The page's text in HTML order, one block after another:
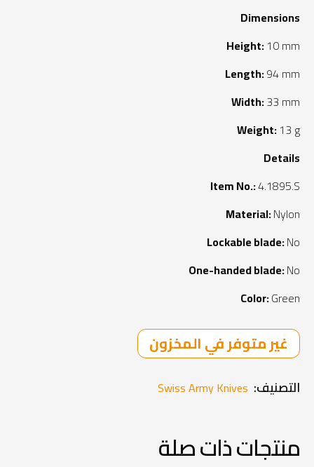
Dimensions
Height:10 mm
Length:94 mm
Width:33 mm
Weight:13 g
Details
Item No.:4.1895.S
Material:Nylon
Lockable blade:No
One-handed blade:No
Color:Green
غير متوفر في المخزون
التصنيف: Swiss Army Knives
منتجات ذات صلة